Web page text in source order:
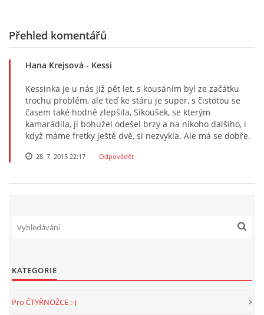
Přehled komentářů
Hana Krejsová - Kessi
Kessinka je u nás již pět let, s kousáním byl ze začátku
trochu problém, ale teď ke stáru je super, s čistotou se
časem také hodně zlepšila, Sikoušek, se kterým
kamarádila, jí bohužel odešel brzy a na nikoho dalšího, i
když máme fretky ještě dvě, si nezvykla. Ale má se dobře.
28. 7. 2015 22:17 Odpovědět
KATEGORIE
Pro ČTYŘNOŽCE :-)